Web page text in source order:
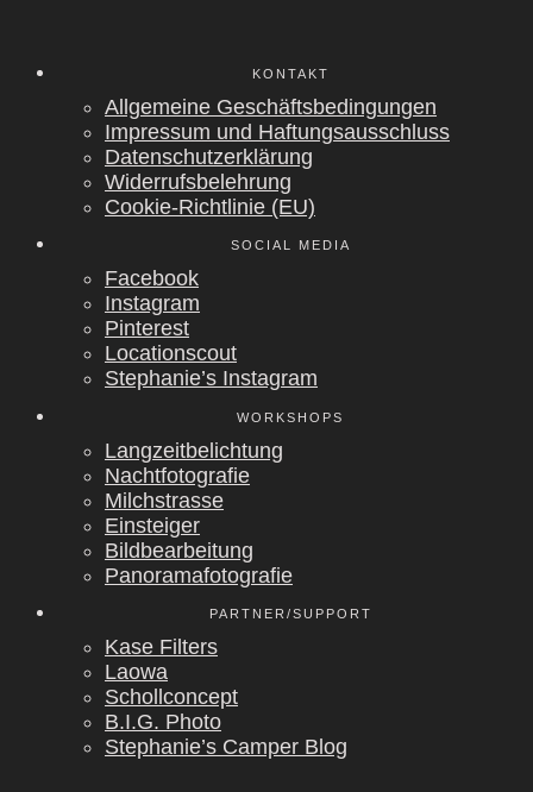
KON­TAKT
All­ge­mei­ne Geschäfts­be­din­gun­gen
Impres­sum und Haf­tungs­aus­schluss
Daten­schutz­er­klä­rung
Wider­rufs­be­leh­rung
Coo­kie-Rich­t­­li­­nie (EU)
SOCIAL MEDIA
Face­book
Insta­gram
Pin­te­rest
Loca­ti­ons­cout
Stephanie’s Insta­gram
WORK­SHOPS
Lang­zeit­be­lich­tung
Nacht­fo­to­gra­fie
Milch­stras­se
Ein­stei­ger
Bild­be­ar­bei­tung
Pan­ora­ma­fo­to­gra­fie
PARTNER/SUPPORT
Kase Fil­ters
Lao­wa
Scholl­con­cept
B.I.G. Pho­to
Stephanie’s Cam­per Blog